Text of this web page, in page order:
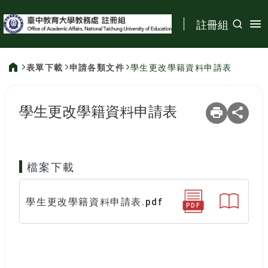
註冊組
表單下載 申請各類文件 學生更改學籍資料申請表
學生更改學籍資料申請表
檔案下載
學生更改學籍資料申請表.pdf PDF